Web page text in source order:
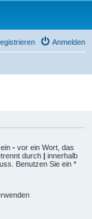
Anmelden
- vor ein Wort, das
durch | innerhalb
Benutzen Sie ein *